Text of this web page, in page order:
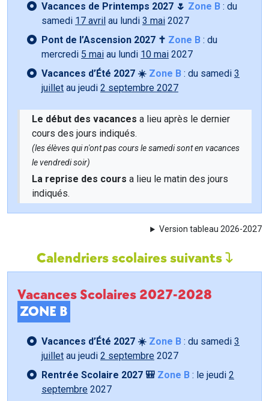
Vacances de Printemps 2027 🌷 Zone B : du
samedi 17 avril au lundi 3 mai 2027
Pont de l’Ascension 2027 ✝️ Zone B : du
mercredi 5 mai au lundi 10 mai 2027
Vacances d’Été 2027 ☀️ Zone B : du samedi 3
juillet au jeudi 2 septembre 2027
Le début des vacances a lieu après le dernier
cours des jours indiqués.
(les élèves qui n'ont pas cours le samedi sont en vacances
le vendredi soir)
La reprise des cours a lieu le matin des jours
indiqués.
Version tableau 2026-2027
Calendriers scolaires suivants
Vacances Scolaires 2027-2028
ZONE B
Vacances d’Été 2027 ☀️ Zone B : du samedi 3
juillet au jeudi 2 septembre 2027
Rentrée Scolaire 2027 🎒 Zone B : le jeudi 2
septembre 2027